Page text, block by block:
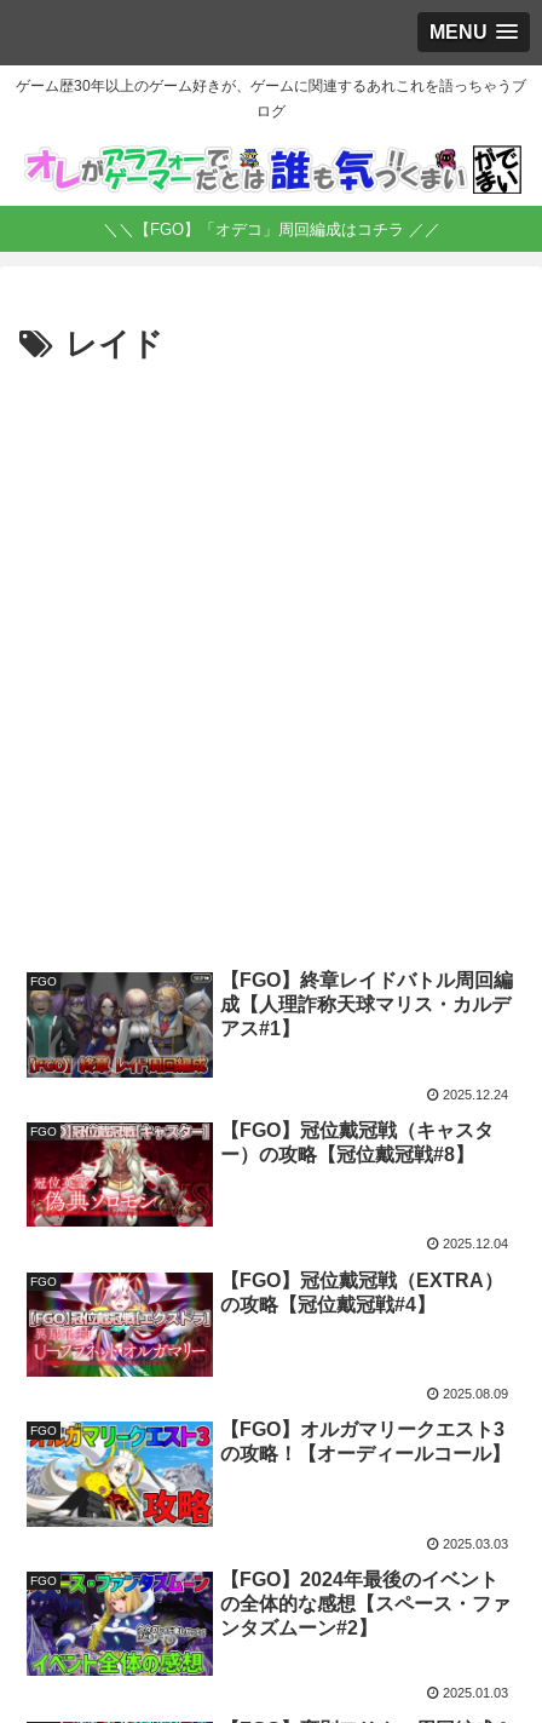
MENU
ゲーム歴30年以上のゲーム好きが、ゲームに関連するあれこれを語っちゃうブ
ログ
＼＼【FGO】「オデコ」周回編成はコチラ ／／
レイド
FGO
【FGO】終章レイドバトル周回編
成【人理詐称天球マリス・カルデ
アス#1】
2025.12.24
FGO
【FGO】冠位戴冠戦（キャスタ
ー）の攻略【冠位戴冠戦#8】
2025.12.04
FGO
【FGO】冠位戴冠戦（EXTRA）
の攻略【冠位戴冠戦#4】
2025.08.09
FGO
【FGO】オルガマリークエスト3
の攻略！【オーディールコール】
2025.03.03
FGO
【FGO】2024年最後のイベント
の全体的な感想【スペース・ファ
ンタズムーン#2】
2025.01.03